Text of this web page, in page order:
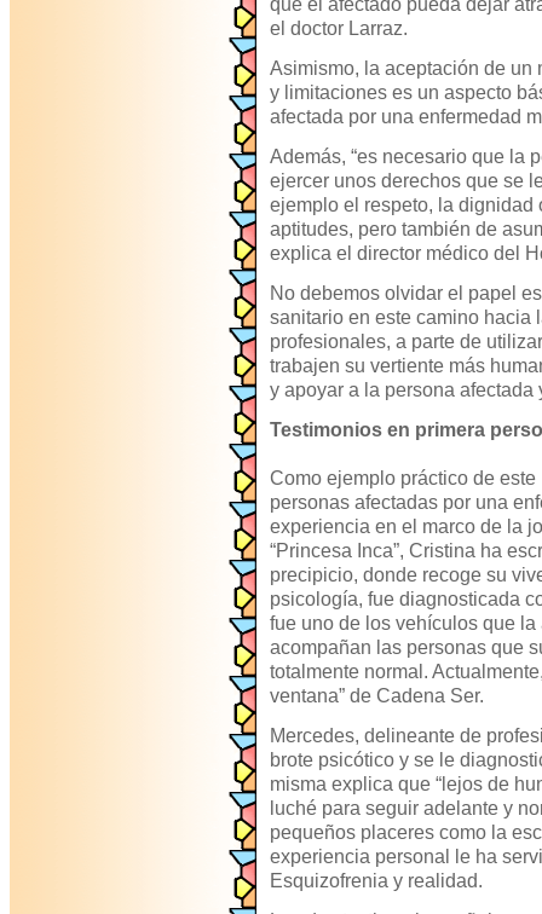
que el afectado pueda dejar
el doctor Larraz.
Asimismo, la aceptación de un
y limitaciones es un aspecto
afectada por una enfermedad
Además, “es necesario que la
ejercer unos derechos que se
ejemplo el respeto, la dignidad
aptitudes, pero también de
explica el director médico del
No debemos olvidar el papel
sanitario en este camino hacia
profesionales, a parte de
trabajen su vertiente más
y apoyar a la persona afectada
Testimonios en primera
Como ejemplo práctico de
personas afectadas por una
experiencia en el marco de la
“Princesa Inca”, Cristina ha
precipicio, donde recoge su
psicología, fue diagnosticada
fue uno de los vehículos que
acompañan las personas que
totalmente normal.
ventana” de Cadena Ser.
Mercedes, delineante de
brote psicótico y se le
misma explica que “lejos de
luché para seguir adelante y
pequeños placeres como la
experiencia personal le ha
Esquizofrenia y realidad.